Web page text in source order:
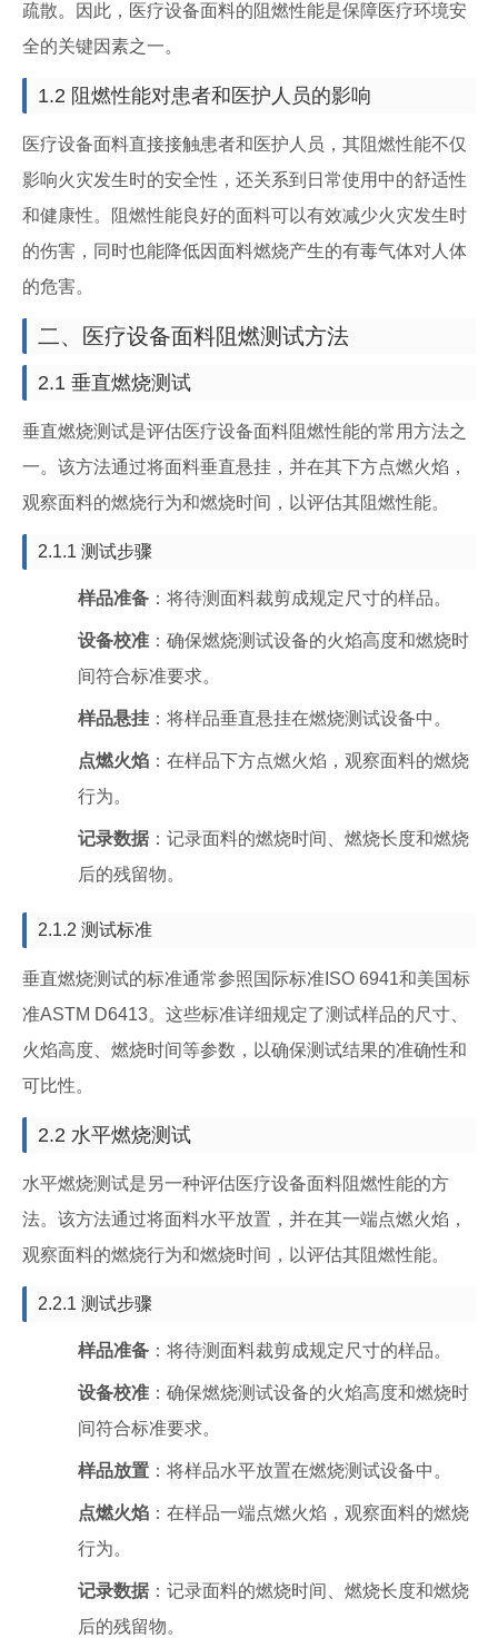
疏散。因此，医疗设备面料的阻燃性能是保障医疗环境安
全的关键因素之一。
1.2 阻燃性能对患者和医护人员的影响
医疗设备面料直接接触患者和医护人员，其阻燃性能不仅
影响火灾发生时的安全性，还关系到日常使用中的舒适性
和健康性。阻燃性能良好的面料可以有效减少火灾发生时
的伤害，同时也能降低因面料燃烧产生的有毒气体对人体
的危害。
二、医疗设备面料阻燃测试方法
2.1 垂直燃烧测试
垂直燃烧测试是评估医疗设备面料阻燃性能的常用方法之
一。该方法通过将面料垂直悬挂，并在其下方点燃火焰，
观察面料的燃烧行为和燃烧时间，以评估其阻燃性能。
2.1.1 测试步骤
样品准备 ：将待测面料裁剪成规定尺寸的样品。
设备校准 ：确保燃烧测试设备的火焰高度和燃烧时
间符合标准要求。
样品悬挂 ：将样品垂直悬挂在燃烧测试设备中。
点燃火焰 ：在样品下方点燃火焰，观察面料的燃烧
行为。
记录数据 ：记录面料的燃烧时间、燃烧长度和燃烧
后的残留物。
2.1.2 测试标准
垂直燃烧测试的标准通常参照国际标准ISO 6941和美国标
准ASTM D6413。这些标准详细规定了测试样品的尺寸、
火焰高度、燃烧时间等参数，以确保测试结果的准确性和
可比性。
2.2 水平燃烧测试
水平燃烧测试是另一种评估医疗设备面料阻燃性能的方
法。该方法通过将面料水平放置，并在其一端点燃火焰，
观察面料的燃烧行为和燃烧时间，以评估其阻燃性能。
2.2.1 测试步骤
样品准备 ：将待测面料裁剪成规定尺寸的样品。
设备校准 ：确保燃烧测试设备的火焰高度和燃烧时
间符合标准要求。
样品放置 ：将样品水平放置在燃烧测试设备中。
点燃火焰 ：在样品一端点燃火焰，观察面料的燃烧
行为。
记录数据 ：记录面料的燃烧时间、燃烧长度和燃烧
后的残留物。